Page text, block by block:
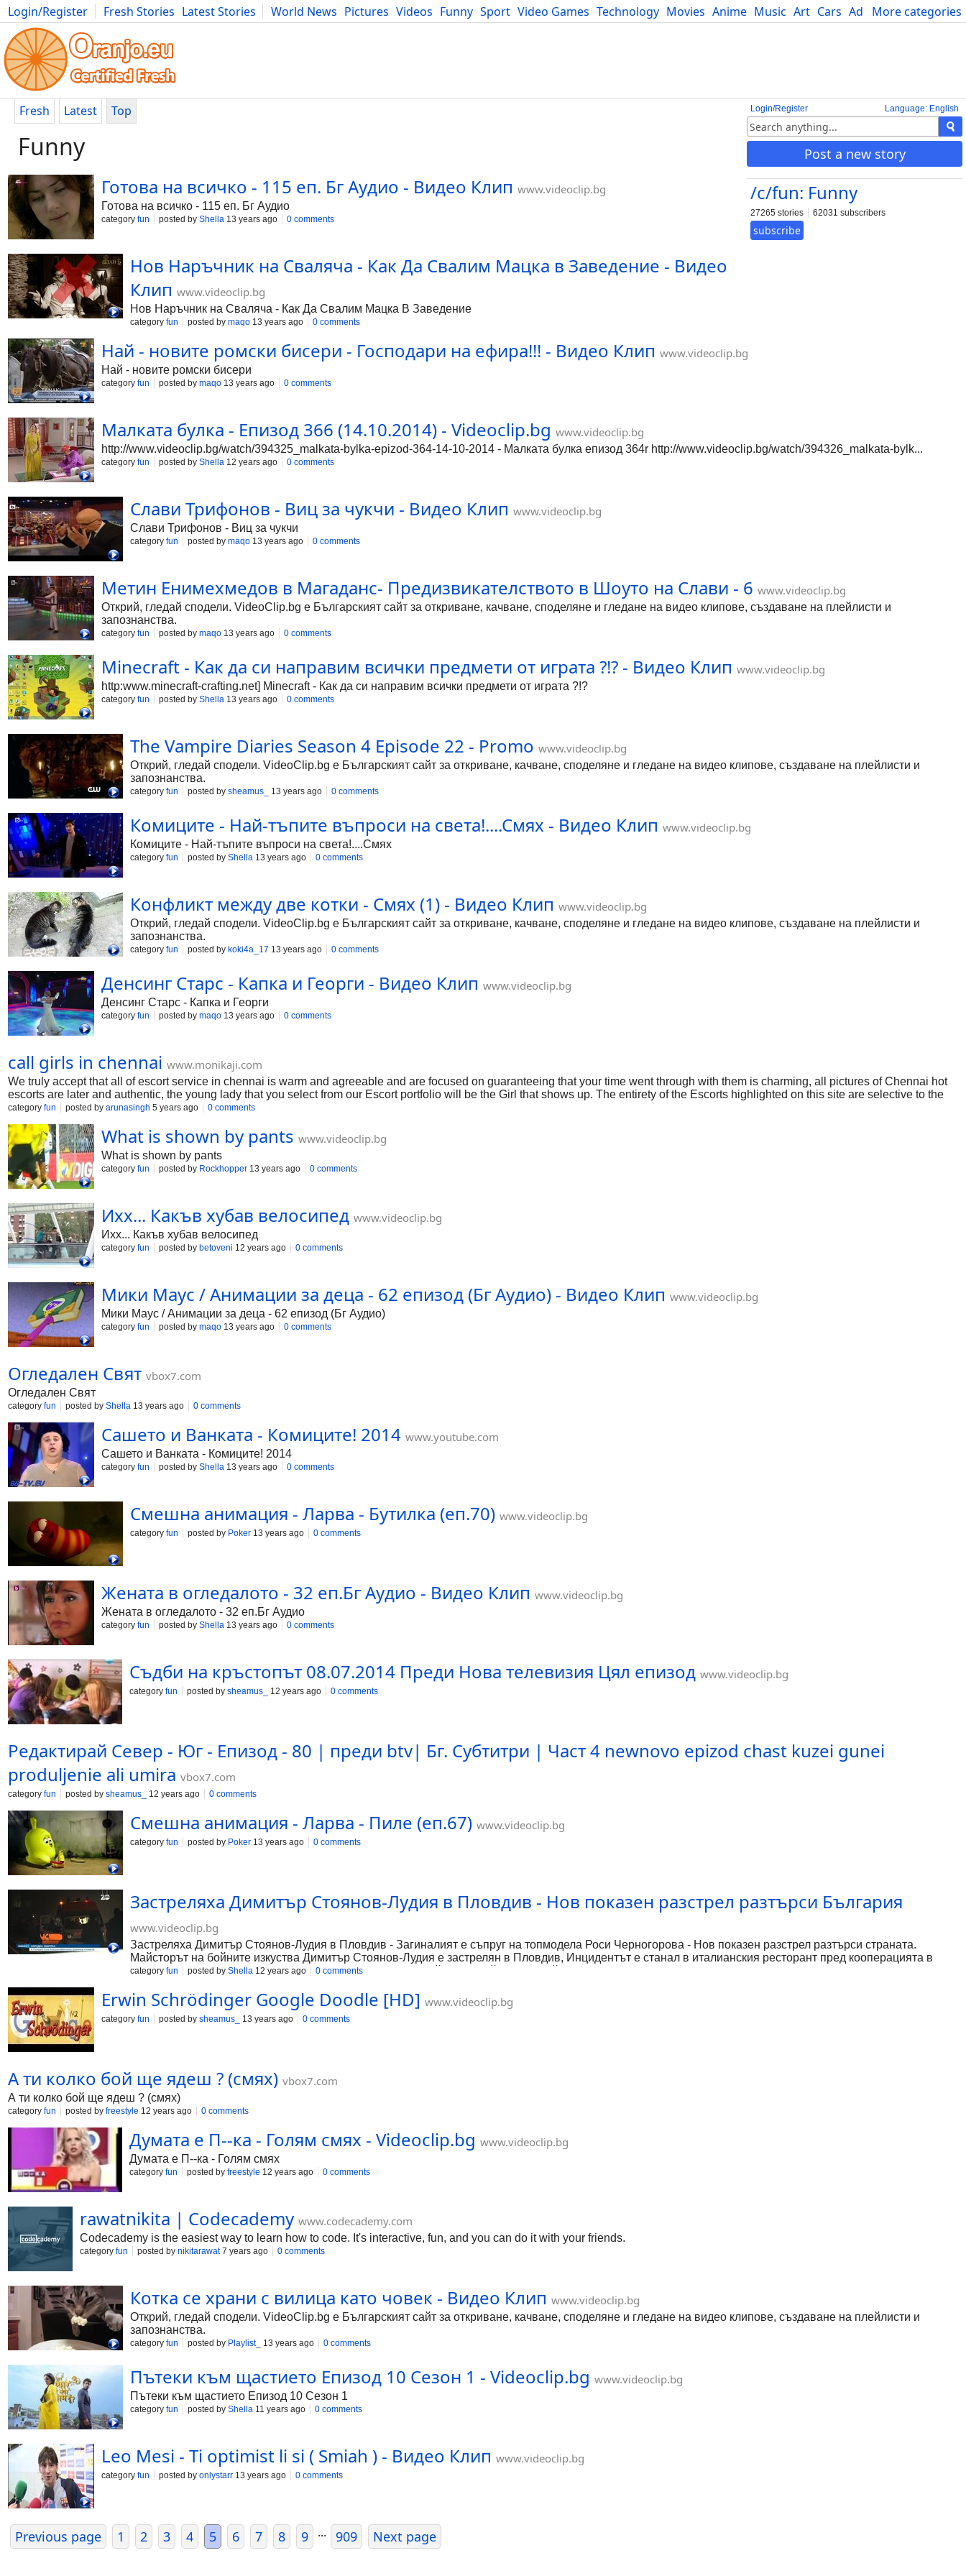
More categories
Login/Register Fresh Stories Latest Stories World News Pictures Videos Funny Sport Video Games Technology Movies Anime Music Art Cars Advice Science
Photography Comics Bulgaria Fitness Food Literature Developers Blog
Language: English
Login/Register
Post a new story
/c/fun: Funny
27265 stories 62031 subscribers
subscribe
Fresh Latest Top
Funny
Готова на всичко - 115 еп. Бг Аудио - Видео Клип www.videoclip.bg
Готова на всичко - 115 еп. Бг Аудио
category fun posted by Shella 13 years ago 0 comments
Нов Наръчник на Сваляча - Как Да Свалим Мацка в Заведение - Видео
Клип www.videoclip.bg
Нов Наръчник на Сваляча - Как Да Свалим Мацка В Заведение
category fun posted by maqo 13 years ago 0 comments
Най - новите ромски бисери - Господари на ефира!!! - Видео Клип www.videoclip.bg
Най - новите ромски бисери
category fun posted by maqo 13 years ago 0 comments
Малката булка - Епизод 366 (14.10.2014) - Videoclip.bg www.videoclip.bg
http://www.videoclip.bg/watch/394325_malkata-bylka-epizod-364-14-10-2014 - Малката булка епизод 364r http://www.videoclip.bg/watch/394326_malkata-bylk...
category fun posted by Shella 12 years ago 0 comments
Слави Трифонов - Виц за чукчи - Видео Клип www.videoclip.bg
Слави Трифонов - Виц за чукчи
category fun posted by maqo 13 years ago 0 comments
Метин Енимехмедов в Магаданс- Предизвикателството в Шоуто на Слави - 6 www.videoclip.bg
Открий, гледай сподели. VideoClip.bg е Българският сайт за откриване, качване, споделяне и гледане на видео клипове, създаване на плейлисти и
запознанства.
category fun posted by maqo 13 years ago 0 comments
Minecraft - Как да си направим всички предмети от играта ?!? - Видео Клип www.videoclip.bg
http:www.minecraft-crafting.net] Minecraft - Как да си направим всички предмети от играта ?!?
category fun posted by Shella 13 years ago 0 comments
The Vampire Diaries Season 4 Episode 22 - Promo www.videoclip.bg
Открий, гледай сподели. VideoClip.bg е Българският сайт за откриване, качване, споделяне и гледане на видео клипове, създаване на плейлисти и
запознанства.
category fun posted by sheamus_ 13 years ago 0 comments
Комиците - Най-тъпите въпроси на света!....Смях - Видео Клип www.videoclip.bg
Комиците - Най-тъпите въпроси на света!....Смях
category fun posted by Shella 13 years ago 0 comments
Конфликт между две котки - Смях (1) - Видео Клип www.videoclip.bg
Открий, гледай сподели. VideoClip.bg е Българският сайт за откриване, качване, споделяне и гледане на видео клипове, създаване на плейлисти и
запознанства.
category fun posted by koki4a_17 13 years ago 0 comments
Денсинг Старс - Капка и Георги - Видео Клип www.videoclip.bg
Денсинг Старс - Капка и Георги
category fun posted by maqo 13 years ago 0 comments
call girls in chennai www.monikaji.com
We truly accept that all of escort service in chennai is warm and agreeable and are focused on guaranteeing that your time went through with them is charming, all pictures of Chennai hot
escorts are later and authentic, the young lady that you select from our Escort portfolio will be the Girl that shows up. The entirety of the Escorts highlighted on this site are selective to the
Elegance Chennai Escort Agency and can not be reserved through some other Escort Agencies.
category fun posted by arunasingh 5 years ago 0 comments
What is shown by pants www.videoclip.bg
What is shown by pants
category fun posted by Rockhopper 13 years ago 0 comments
Ихх... Какъв хубав велосипед www.videoclip.bg
Ихх... Какъв хубав велосипед
category fun posted by betoveni 12 years ago 0 comments
Мики Маус / Анимации за деца - 62 епизод (Бг Аудио) - Видео Клип www.videoclip.bg
Мики Маус / Анимации за деца - 62 епизод (Бг Аудио)
category fun posted by maqo 13 years ago 0 comments
Огледален Свят vbox7.com
Огледален Свят
category fun posted by Shella 13 years ago 0 comments
Сашето и Ванката - Комиците! 2014 www.youtube.com
Сашето и Ванката - Комиците! 2014
category fun posted by Shella 13 years ago 0 comments
Смешна анимация - Ларва - Бутилка (еп.70) www.videoclip.bg
category fun posted by Poker 13 years ago 0 comments
Жената в огледалото - 32 еп.Бг Аудио - Видео Клип www.videoclip.bg
Жената в огледалото - 32 еп.Бг Аудио
category fun posted by Shella 13 years ago 0 comments
Съдби на кръстопът 08.07.2014 Преди Нова телевизия Цял епизод www.videoclip.bg
category fun posted by sheamus_ 12 years ago 0 comments
Редактирай Север - Юг - Епизод - 80 | преди btv| Бг. Субтитри | Част 4 newnovo epizod chast kuzei gunei
produljenie ali umira vbox7.com
category fun posted by sheamus_ 12 years ago 0 comments
Смешна анимация - Ларва - Пиле (еп.67) www.videoclip.bg
category fun posted by Poker 13 years ago 0 comments
Застреляха Димитър Стоянов-Лудия в Пловдив - Нов показен разстрел разтърси България
www.videoclip.bg
Застреляха Димитър Стоянов-Лудия в Пловдив - Загиналият е съпруг на топмодела Роси Черногорова - Нов показен разстрел разтърси страната.
Майсторът на бойните изкуства Димитър Стоянов-Лудия е застрелян в Пловдив, Инцидентът е станал в италианския ресторант пред кооперацията в
парк „Лаута”. Стоянов е починал на път за болницата. Той е бил майстор по бойни изкуства. По жертвата е стреляно няколко пъти. Нападателят се
топмодела Роси Черногорова, има две деца.
category fun posted by Shella 12 years ago 0 comments
Erwin Schrödinger Google Doodle [HD] www.videoclip.bg
category fun posted by sheamus_ 13 years ago 0 comments
А ти колко бой ще ядеш ? (смях) vbox7.com
А ти колко бой ще ядеш ? (смях)
category fun posted by freestyle 12 years ago 0 comments
Думата е П--ка - Голям смях - Videoclip.bg www.videoclip.bg
Думата е П--ка - Голям смях
category fun posted by freestyle 12 years ago 0 comments
rawatnikita | Codecademy www.codecademy.com
Codecademy is the easiest way to learn how to code. It's interactive, fun, and you can do it with your friends.
category fun posted by nikitarawat7 years ago 0 comments
Котка се храни с вилица като човек - Видео Клип www.videoclip.bg
Открий, гледай сподели. VideoClip.bg е Българският сайт за откриване, качване, споделяне и гледане на видео клипове, създаване на плейлисти и
запознанства.
category fun posted by Playlist_ 13 years ago 0 comments
Пътеки към щастието Епизод 10 Сезон 1 - Videoclip.bg www.videoclip.bg
Пътеки към щастието Епизод 10 Сезон 1
category fun posted by Shella 11 years ago 0 comments
Leo Mesi - Ti optimist li si ( Smiah ) - Видео Клип www.videoclip.bg
category fun posted by onlystarr 13 years ago 0 comments
Previous page 1 2 3 4 5 6 7 8 9 ... 909 Next page